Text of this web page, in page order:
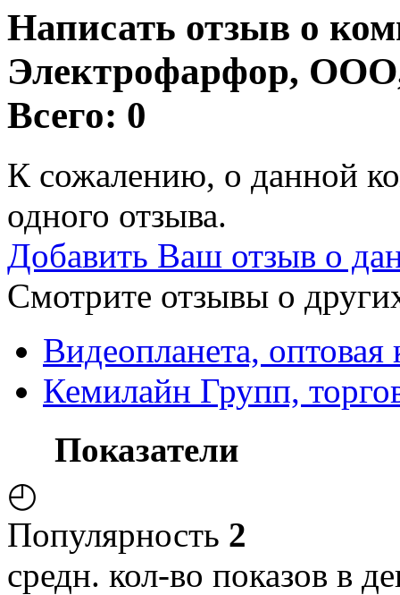
Написать отзыв о
Электрофарфор,
Всего: 0
К сожалению, о данной
одного отзыва.
Добавить Ваш отзыв о
Смотрите отзывы о
Видеопланета, оптовая
Кемилайн Групп,
Показатели
◴
Популярность 2
средн. кол-во показов в